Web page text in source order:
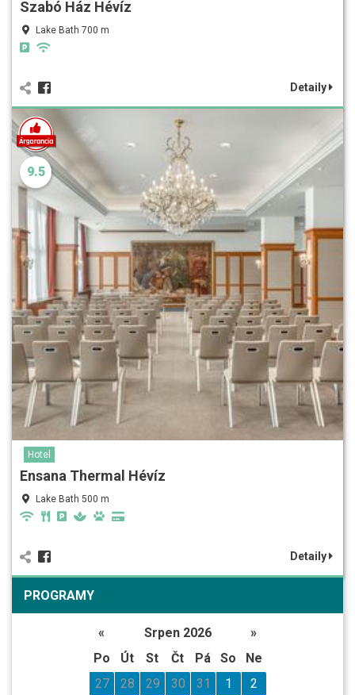
Szabó Ház Hévíz
Lake Bath 700 m
Detaily
9.5
Hotel
Ensana Thermal Hévíz
Lake Bath 500 m
Detaily
PROGRAMY
« Srpen 2026
»
Po
Út St Čt Pá So
Ne
27
28 29 30 31 1
2